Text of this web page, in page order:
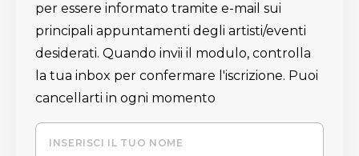
per essere informato tramite e-mail sui
principali appuntamenti degli artisti/eventi
desiderati. Quando invii il modulo, controlla
la tua inbox per confermare l'iscrizione. Puoi
cancellarti in ogni momento
INSERISCI IL TUO NOME